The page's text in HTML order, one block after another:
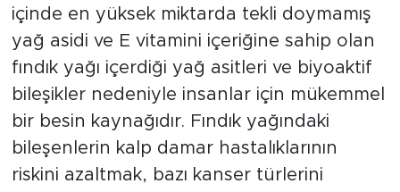
içinde en yüksek miktarda tekli doymamış
yağ asidi ve E vitamini içeriğine sahip olan
fındık yağı içerdiği yağ asitleri ve biyoaktif
bileşikler nedeniyle insanlar için mükemmel
bir besin kaynağıdır. Fındık yağındaki
bileşenlerin kalp damar hastalıklarının
riskini azaltmak, bazı kanser türlerini